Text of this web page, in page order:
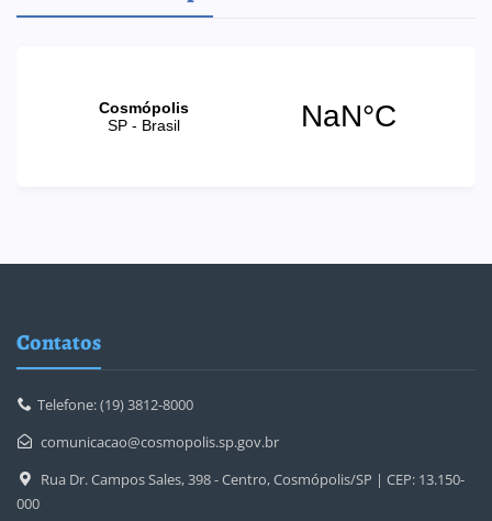
Contatos
Telefone: (19) 3812-8000
comunicacao@cosmopolis.sp.gov.br
Rua Dr. Campos Sales, 398 - Centro, Cosmópolis/SP | CEP: 13.150-
000